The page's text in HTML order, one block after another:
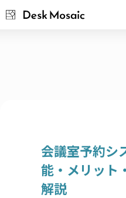
会議室予約シ
能・メリット
解説